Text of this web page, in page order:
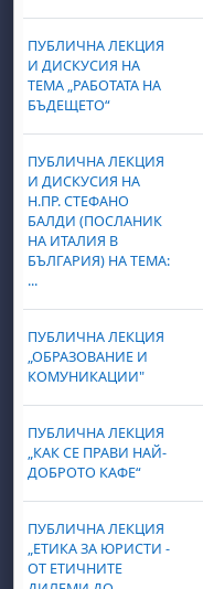
ПУБЛИЧНА ЛЕКЦИЯ
И ДИСКУСИЯ НА
ТЕМА „РАБОТАТА НА
БЪДЕЩЕТО“
ПУБЛИЧНА ЛЕКЦИЯ
И ДИСКУСИЯ НА
Н.ПР. СТЕФАНО
БАЛДИ (ПОСЛАНИК
НА ИТАЛИЯ В
БЪЛГАРИЯ) НА ТЕМА:
...
ПУБЛИЧНА ЛЕКЦИЯ
„ОБРАЗОВАНИЕ И
КОМУНИКАЦИИ"
ПУБЛИЧНА ЛЕКЦИЯ
„КАК СЕ ПРАВИ НАЙ-
ДОБРОТО КАФЕ“
ПУБЛИЧНА ЛЕКЦИЯ
„ЕТИКА ЗА ЮРИСТИ -
ОТ ЕТИЧНИТЕ